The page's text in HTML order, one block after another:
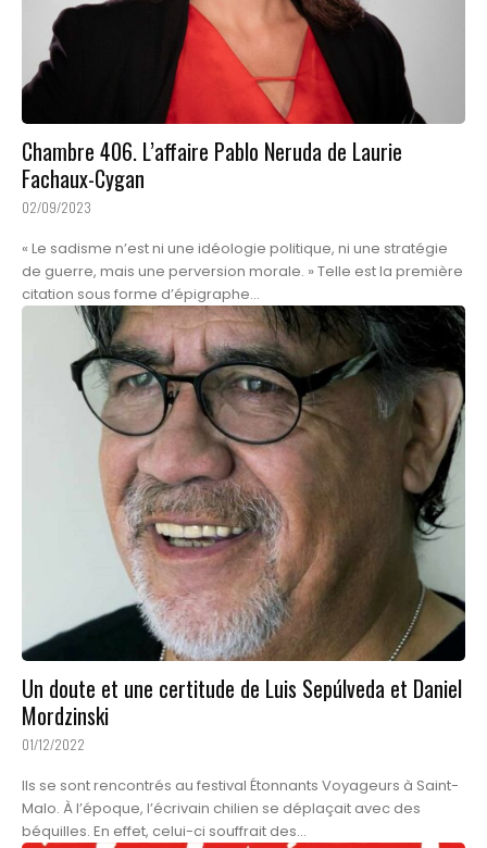
Chambre 406. L’affaire Pablo Neruda de Laurie
Fachaux-Cygan
02/09/2023
« Le sadisme n’est ni une idéologie politique, ni une stratégie
de guerre, mais une perversion morale. » Telle est la première
citation sous forme d’épigraphe...
Un doute et une certitude de Luis Sepúlveda et Daniel
Mordzinski
01/12/2022
Ils se sont rencontrés au festival Étonnants Voyageurs à Saint-
Malo. À l’époque, l’écrivain chilien se déplaçait avec des
béquilles. En effet, celui-ci souffrait des...